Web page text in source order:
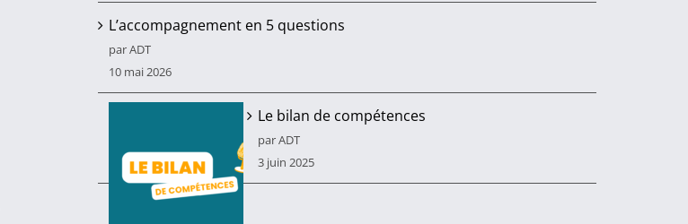
L’accompagnement en 5 questions
par ADT
10 mai 2026
Le bilan de compétences
par ADT
3 juin 2025